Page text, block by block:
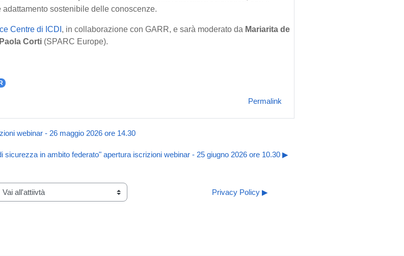
sostenibile delle conoscenze.
Centre di ICDI , in collaborazione con GARR, e sarà moderato da Mariarita de
Paola Corti (SPARC Europe).
Permalink
webinar - 26 maggio 2026 ore 14.30
sicurezza in ambito federato" apertura iscrizioni webinar - 25 giugno 2026 ore 10.30 ▶︎
all'attiivtà
Privacy Policy ▶︎